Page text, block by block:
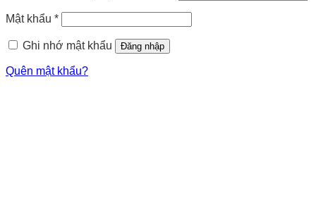
Mật khẩu *
Ghi nhớ mật khẩu Đăng nhập
Quên mật khẩu?